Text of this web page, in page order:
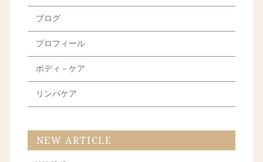
ブログ
プロフィール
ボディ－ケア
リンパケア
NEW ARTICLE